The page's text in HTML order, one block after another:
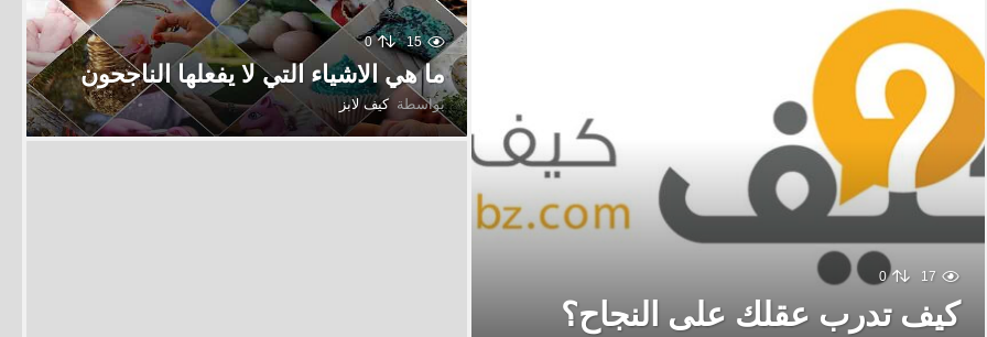
17
0
كيف تدرب عقلك على النجاح؟
15
0
ما هي الاشياء التي لا يفعلها الناجحون
بواسطة كيف لابز